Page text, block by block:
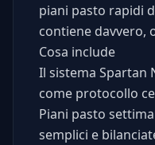
piani pasto rapidi
contiene davvero,
Cosa include
Il sistema Spartan
come protocollo
Piani pasto
semplici e